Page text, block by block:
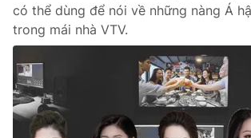
có thể dùng để nói về những nàng Á
trong mái nhà VTV.